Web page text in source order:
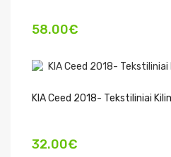
58.00€
KIA Ceed 2018- Tekstiliniai
32.00€